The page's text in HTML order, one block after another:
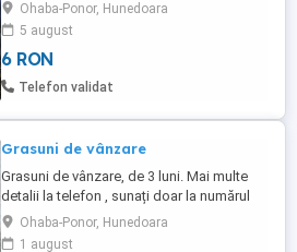
Ohaba-Ponor, Hunedoara
5 august
6 RON
Telefon validat
Grasuni de vânzare
Grasuni de vânzare, de 3 luni. Mai multe
detalii la telefon , sunați doar la numărul
acesta, nu la cel de mai jos.
Ohaba-Ponor, Hunedoara
1 august